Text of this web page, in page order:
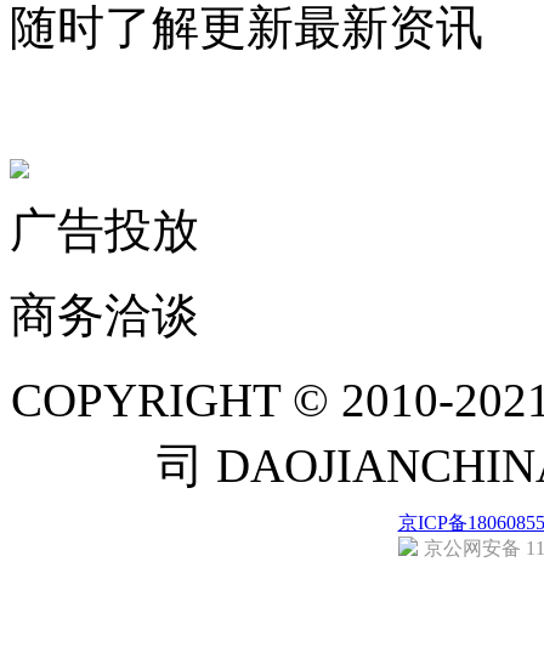
随时了解更新最新资讯
广告投放
商务洽谈
COPYRIGHT © 2010-
司
京ICP备
京公网安备